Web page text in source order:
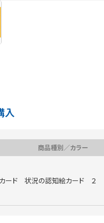
入
商品種別／カラー
カード 状況の認知絵カード ２